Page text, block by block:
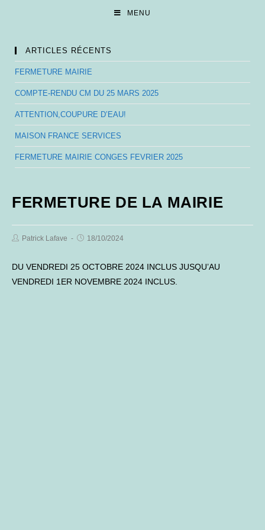
MENU
ARTICLES RÉCENTS
FERMETURE MAIRIE
COMPTE-RENDU CM DU 25 MARS 2025
ATTENTION,COUPURE D’EAU!
MAISON FRANCE SERVICES
FERMETURE MAIRIE CONGES FEVRIER 2025
FERMETURE DE LA MAIRIE
PostPatrick Lafave
Post18/10/2024
DU VENDREDI 25 OCTOBRE 2024 INCLUS JUSQU’AU
VENDREDI 1ER NOVEMBRE 2024 INCLUS.